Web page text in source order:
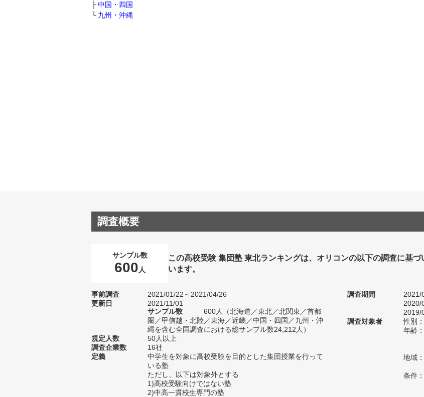
中国・四国
九州・沖縄
調査概要
サンプル数
600 人
この高校受験 集団塾 東北ランキングは、オリコンの以下の調査に基づ
います。
事前調査
2021/01/22～2021/04/26
更新日
2021/11/01
サンプル数
600人（北海道／東北／北関東／首都
圏／甲信越・北陸／東海／近畿／中国・四国／九州・沖
縄を含む全国調査における総サンプル数24,212人）
規定人数
50人以上
調査企業数
16社
定義
中学生を対象に高校受験を目的とした集団授業を行って
いる塾
ただし、以下は対象外とする
1)高校受験向けではない塾
2)中高一貫校生専門の塾
調査期間
2021/
2020/
2019/
調査対象者
性別
年齢
地域
条件